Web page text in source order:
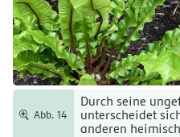
Abb. 14
Durch seine
unterscheidet
anderen